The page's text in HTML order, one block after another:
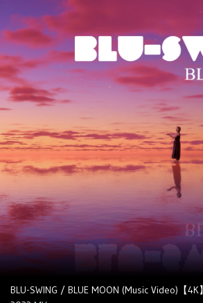
BLU-SWING / BLUE MOON (Music Video)【4K】